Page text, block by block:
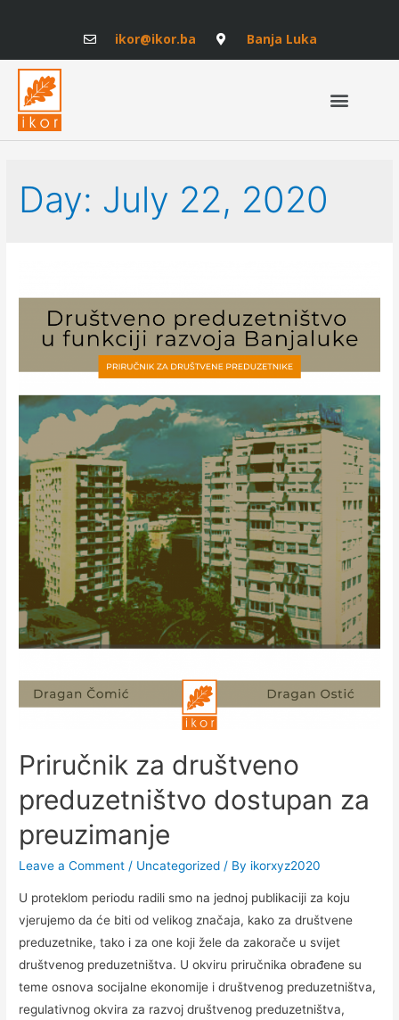
ikor@ikor.ba Banja Luka
Day: July 22, 2020
Priručnik za društveno
preduzetništvo dostupan za
preuzimanje
Leave a Comment / Uncategorized / By ikorxyz2020
U proteklom periodu radili smo na jednoj publikaciji za koju
vjerujemo da će biti od velikog značaja, kako za društvene
preduzetnike, tako i za one koji žele da zakorače u svijet
društvenog preduzetništva. U okviru priručnika obrađene su
teme osnova socijalne ekonomije i društvenog preduzetništva,
regulativnog okvira za razvoj društvenog preduzetništva,